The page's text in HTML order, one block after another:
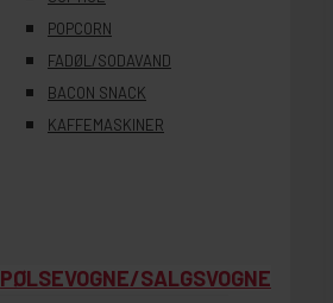
POPCORN
FADØL/SODAVAND
BACON SNACK
KAFFEMASKINER
PØLSEVOGNE/SALGSVOGNE